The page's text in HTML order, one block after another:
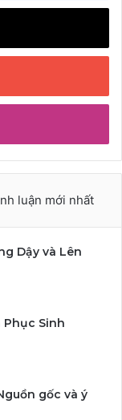
luận mới nhất
Dậy và Lên
Phục Sinh
gốc và ý